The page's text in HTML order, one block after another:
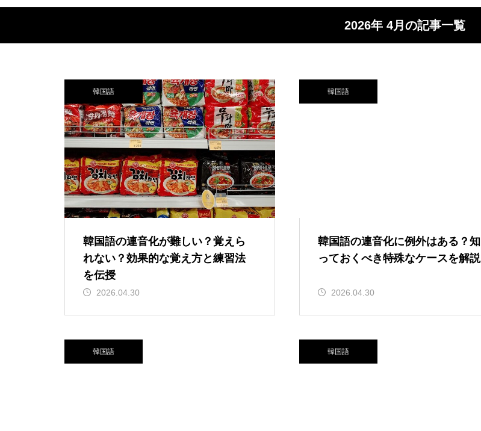
2026年 4月の記事一覧
韓国語
韓国語の連音化が難しい？覚えら
れない？効果的な覚え方と練習法
を伝授
2026.04.30
韓国語
韓国語の連音化に例外はある？知
っておくべき特殊なケースを解説
2026.04.30
韓国語 韓国語